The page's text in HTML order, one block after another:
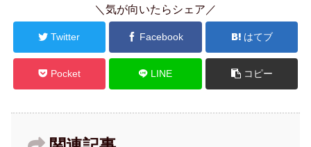
＼気が向いたらシェア／
Twitter Facebook はてブ
Pocket LINE コピー